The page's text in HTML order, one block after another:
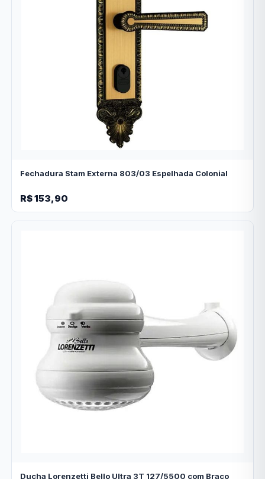
Fechadura Stam Externa 803/03 Espelhada Colonial
R$ 153,90
Ducha Lorenzetti Bello Ultra 3T 127/5500 com Braço